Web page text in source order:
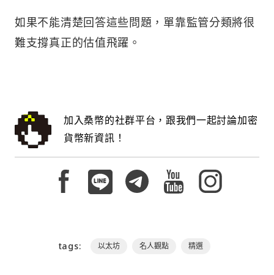
如果不能清楚回答這些問題，單靠監管分類將很
難支撐真正的估值飛躍。
加入桑幣的社群平台，跟我們一起討論加密
貨幣新資訊！
tags: 以太坊 名人觀點 精選